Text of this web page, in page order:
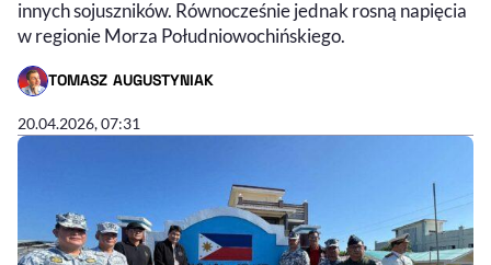
innych sojuszników. Równocześnie jednak rosną napięcia
w regionie Morza Południowochińskiego.
TOMASZ AUGUSTYNIAK
- AUTOR ARTYKUŁU - PROFIL
20.04.2026, 07:31